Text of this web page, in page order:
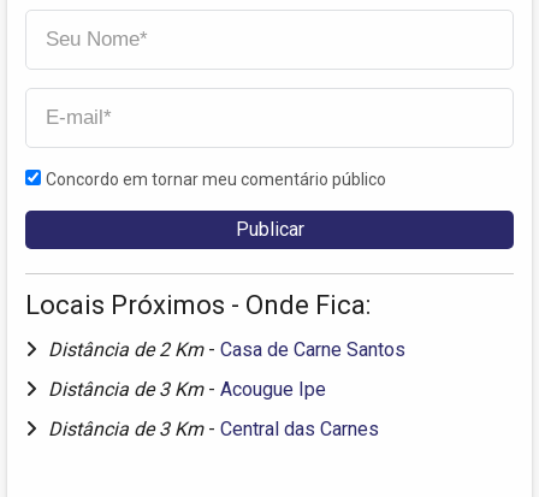
Concordo em tornar meu comentário público
Locais Próximos - Onde Fica:
Distância de 2 Km - Casa de Carne Santos
Distância de 3 Km - Acougue Ipe
Distância de 3 Km - Central das Carnes